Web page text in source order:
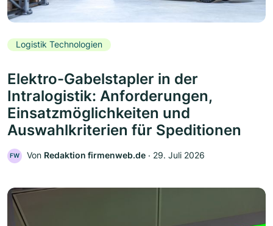
Logistik Technologien
Elektro-Gabelstapler in der
Intralogistik: Anforderungen,
Einsatzmöglichkeiten und
Auswahlkriterien für Speditionen
FW Von Redaktion firmenweb.de ‧ 29. Juli 2026